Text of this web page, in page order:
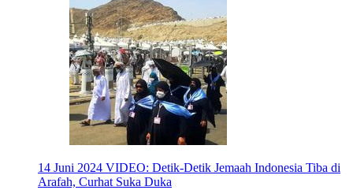
14 Juni 2024 VIDEO: Detik-Detik Jemaah Indonesia Tiba di
Arafah, Curhat Suka Duka